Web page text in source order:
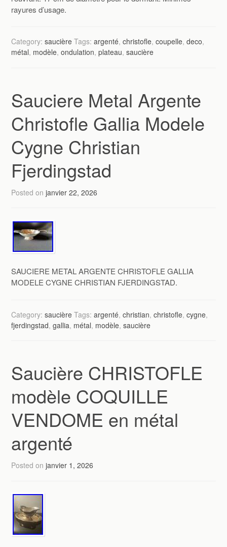
rayures d’usage.
Category:saucière Tags:argenté,christofle,coupelle,deco,
métal, modèle,ondulation,plateau,saucière
Sauciere Metal Argente
Christofle Gallia Modele
Cygne Christian
Fjerdingstad
Posted onjanvier 22, 2026
SAUCIERE METAL ARGENTE CHRISTOFLE GALLIA
MODELE CYGNE CHRISTIAN FJERDINGSTAD.
Category:saucière Tags:argenté,christian,christofle,cygne,
fjerdingstad,gallia, métal, modèle,saucière
Saucière CHRISTOFLE
modèle COQUILLE
VENDOME en métal
argenté
Posted onjanvier 1, 2026